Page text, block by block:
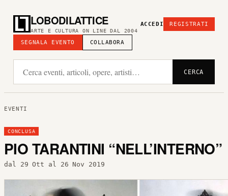
LOBODILATTICE
ARTE E CULTURA ON LINE DAL 2004
SEGNALA EVENTO COLLABORA
ACCEDI REGISTRATI
CERCA
EVENTI
CONCLUSA
PIO TARANTINI “NELL’INTERNO”
dal 29 Ott al 26 Nov 2019